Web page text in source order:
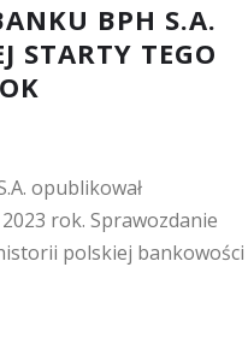
BPH S.A.
STARTY TEGO
opublikował
rok. Sprawozdanie
polskiej bankowości